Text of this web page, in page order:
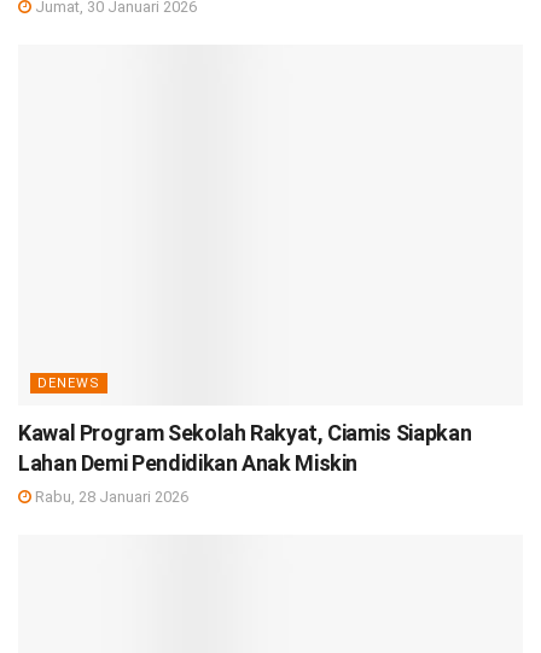
Jumat, 30 Januari 2026
DENEWS
Kawal Program Sekolah Rakyat, Ciamis Siapkan
Lahan Demi Pendidikan Anak Miskin
Rabu, 28 Januari 2026